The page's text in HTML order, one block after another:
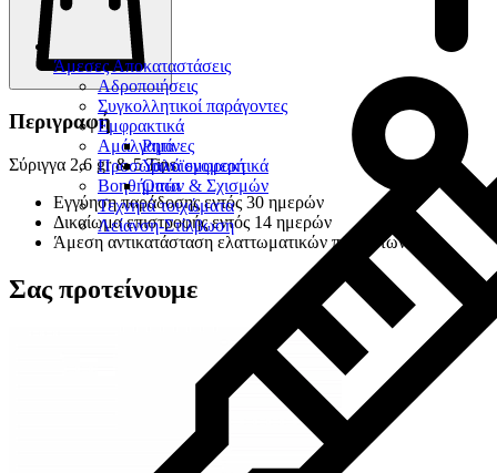
Άμεσες Αποκαταστάσεις
Αδροποιήσεις
Συγκολλητικοί παράγοντες
Εμφρακτικά
Ρητίνες
Υαλοϊονομερή
Οπών & Σχισμών
Αμάλγαμα
Προσωρινά εμφρακτικά
Βοηθήματα
Τεχνητά τοιχώματα
Λείανση-Στίλβωση
Περιγραφή
Σύριγγα 2,6 gr & 5 Tips
Εγγύηση παράδοσης εντός 30 ημερών
Δικαίωμα επιστροφής εντός 14 ημερών
Άμεση αντικατάσταση ελαττωματικών προϊόντων
Σας προτείνουμε